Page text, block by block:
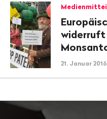
21. Januar 2016